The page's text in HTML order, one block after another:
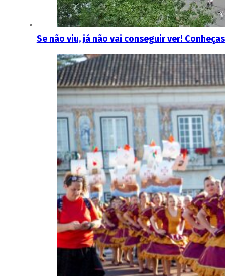
Se não viu, já não vai conseguir ver!